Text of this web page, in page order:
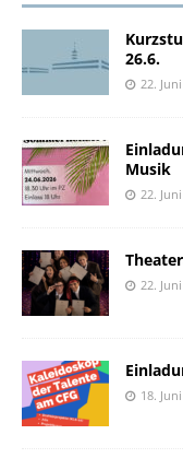
26.6.
22.
Musik
22.
22.
18.